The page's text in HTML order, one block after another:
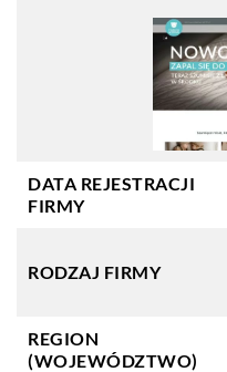
DATA REJESTRACJI
FIRMY
RODZAJ FIRMY
REGION
(WOJEWÓDZTWO)